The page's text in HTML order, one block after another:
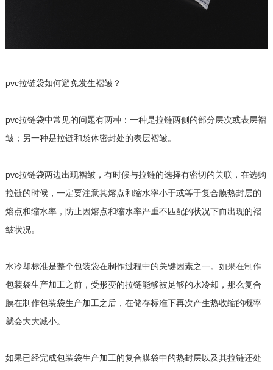
pvc拉链袋如何避免发生褶皱？
pvc拉链袋中常见的问题有两种：一种是拉链两侧的部分层次或表层褶
皱；另一种是拉链和袋体密封处的表层褶皱。
pvc拉链袋两边出现褶皱，有时候与拉链的选择有密切的关联，在选购
拉链的时候，一定要注意其熔点和缩水率小于或等于复合膜热封层的
熔点和缩水率，防止因熔点和缩水率严重不匹配的状况下而出现的褶
皱状况。
水冷却标准是整个包装袋在制作过程中的关键因素之一。如果在制作
包装袋生产加工之前，受形变的拉链能够被足够的水冷却，那么复合
膜在制作包装袋生产加工之后，在储存标准下再次产生热收缩的概率
就会大大减小。
如果已经完成包装袋生产加工的复合膜袋中的热封层以及其拉链还处